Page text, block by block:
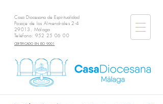
Casa Diocesana de Espiritualidad
Pasaje de los Almendrales 2-4
29013, Málaga
Teléfono: 952 25 06 00
CERTIFICADO EN ISO 9001